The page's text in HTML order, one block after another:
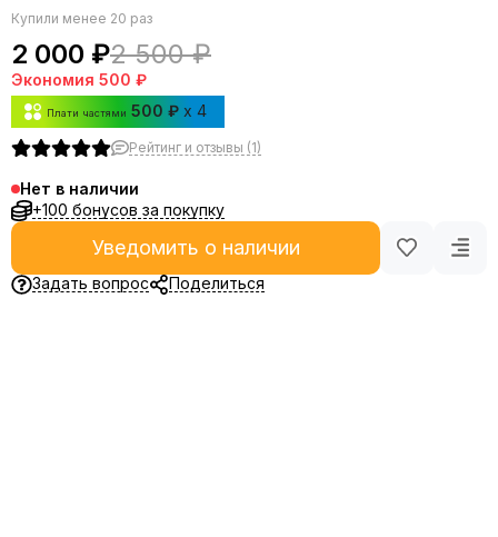
Купили менее 20 раз
2 000 ₽2 500 ₽
Экономия 500 ₽
Плати частями 500 ₽ x 4
Рейтинг и отзывы (1)
Нет в наличии
+100 бонусов за покупку
Уведомить о наличии
Задать вопрос Поделиться